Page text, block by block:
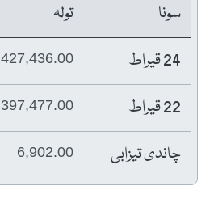
سونا
تولہ
24 قیراط
427,436.00
22 قیراط 397,477.00
چاندی تیزابی 6,902.00